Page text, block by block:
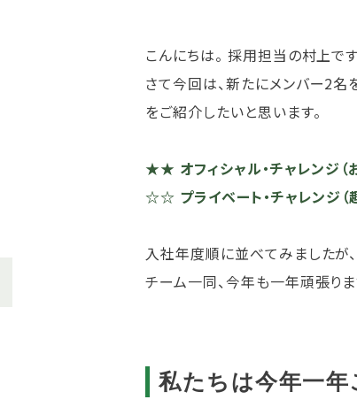
こんにちは。 採用担当の村上です
さて今回は、新たにメンバー2名
をご紹介したいと思います。
★★ オフィシャル・チャレンジ（
☆☆ プライベート・チャレンジ（
入社年度順に並べてみましたが、
チーム一同、今年も一年頑張りま
私たちは今年一年